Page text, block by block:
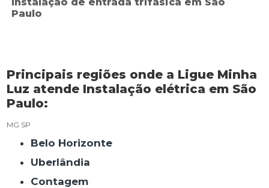
Paulo
Principais regiões onde a Ligue Minha
Luz atende Instalação elétrica em São
Paulo:
MG SP
Belo Horizonte
Uberlândia
Contagem